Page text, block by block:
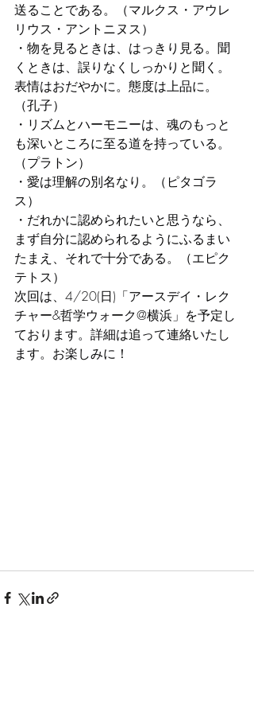
送ることである。（マルクス・アウレ
リウス・アントニヌス）
・物を見るときは、はっきり見る。聞
くときは、誤りなくしっかりと聞く。
表情はおだやかに。態度は上品に。
（孔子）
・リズムとハーモニーは、魂のもっと
も深いところに至る道を持っている。
（プラトン）
・愛は理解の別名なり。（ピタゴラ
ス）
・だれかに認められたいと思うなら、
まず自分に認められるようにふるまい
たまえ、それで十分である。（エピク
テトス）
次回は、4/20(日)「アースデイ・レク
チャー&哲学ウォーク@横浜」を予定し
ております。詳細は追って連絡いたし
ます。お楽しみに！